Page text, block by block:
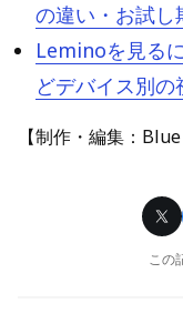
の違い・お試し
Leminoを見る
どデバイス別
【制作・編集：
この